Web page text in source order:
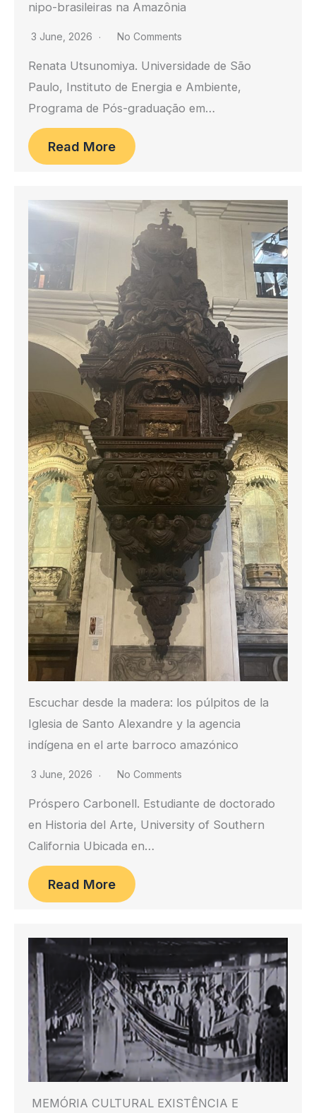
nipo-brasileiras na Amazônia
3 June, 2026 No Comments
Renata Utsunomiya. Universidade de São
Paulo, Instituto de Energia e Ambiente,
Programa de Pós-graduação em…
Read More
Escuchar desde la madera: los púlpitos de la
Iglesia de Santo Alexandre y la agencia
indígena en el arte barroco amazónico
3 June, 2026 No Comments
Próspero Carbonell. Estudiante de doctorado
en Historia del Arte, University of Southern
California Ubicada en…
Read More
MEMÓRIA CULTURAL EXISTÊNCIA E